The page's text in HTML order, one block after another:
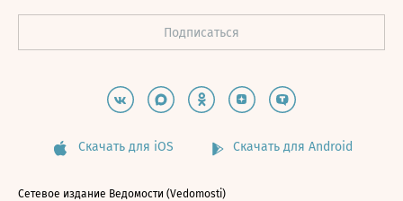
Скачать для iOS Скачать для Android
Сетевое издание Ведомости (Vedomosti)